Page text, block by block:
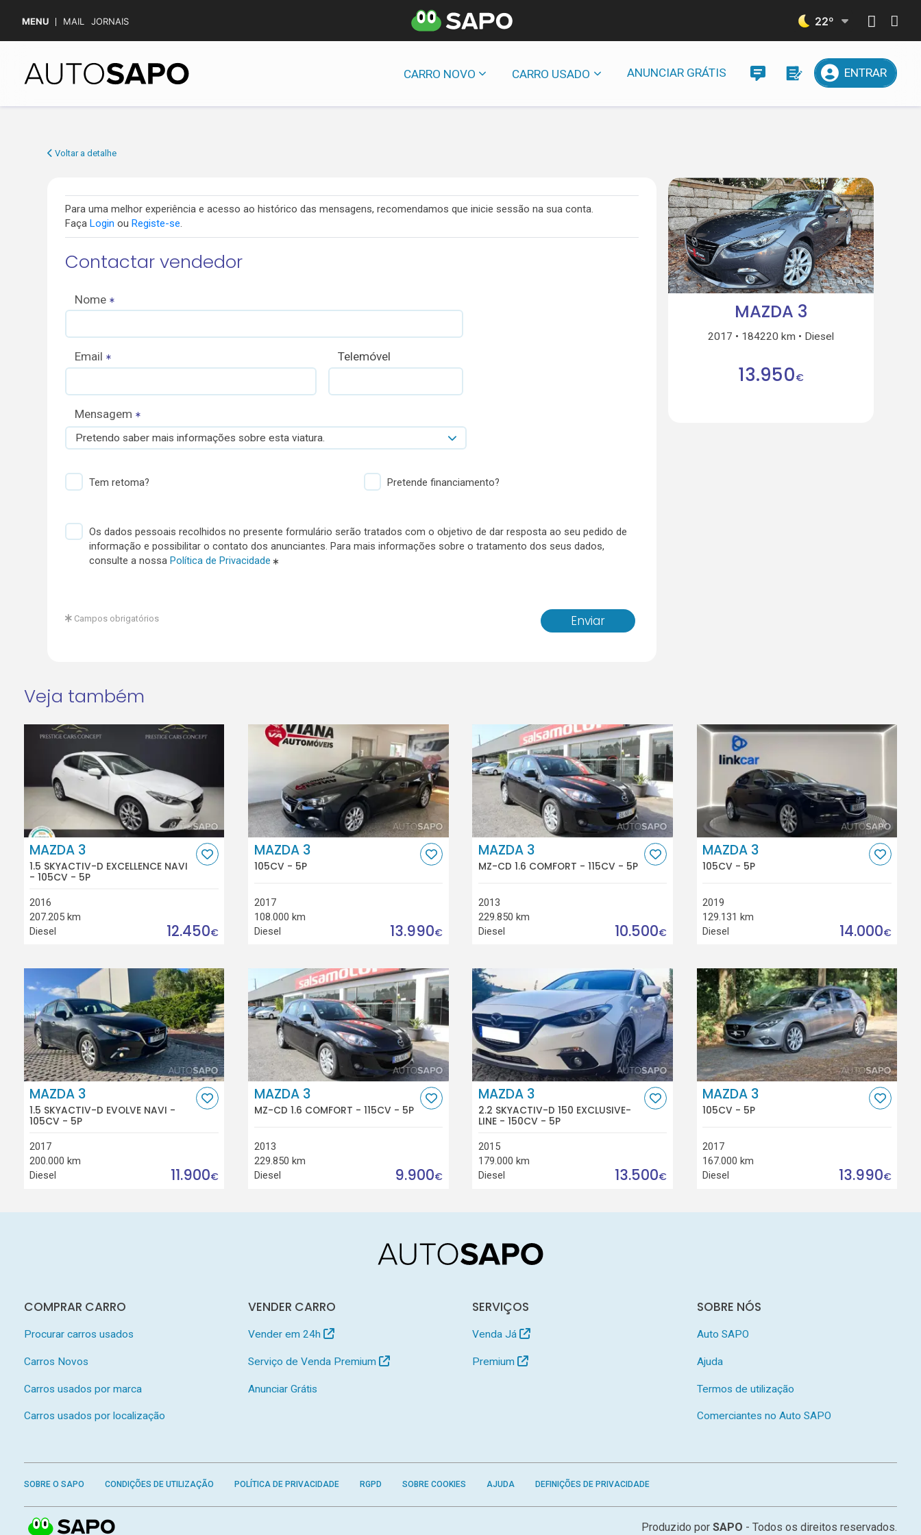
MENU MAIL JORNAIS 22º
CARRO NOVO CARRO USADO ANUNCIAR GRÁTIS ENTRAR
Voltar a detalhe
Para uma melhor experiência e acesso ao histórico das mensagens, recomendamos que inicie sessão na sua conta.
Faça Login ou Registe-se.
Contactar vendedor
Nome
Email Telemóvel
Mensagem
Pretendo saber mais informações sobre esta viatura.
Tem retoma? Pretende financiamento?
Os dados pessoais recolhidos no presente formulário serão tratados com o objetivo de dar resposta ao seu pedido de
informação e possibilitar o contato dos anunciantes. Para mais informações sobre o tratamento dos seus dados,
consulte a nossa Política de Privacidade
Enviar
Campos obrigatórios
MAZDA 3
2017 184220 km Diesel
13.950€
Veja também
MAZDA 3
1.5 SKYACTIV-D EXCELLENCE NAVI
- 105CV - 5P
2016
207.205 km
Diesel
12.450€
MAZDA 3
105CV - 5P
2017
108.000 km
Diesel
13.990€
MAZDA 3
MZ-CD 1.6 COMFORT - 115CV - 5P
2013
229.850 km
Diesel
10.500€
MAZDA 3
105CV - 5P
2019
129.131 km
Diesel
14.000€
MAZDA 3
1.5 SKYACTIV-D EVOLVE NAVI -
105CV - 5P
2017
200.000 km
Diesel
11.900€
MAZDA 3
MZ-CD 1.6 COMFORT - 115CV - 5P
2013
229.850 km
Diesel
9.900€
MAZDA 3
2.2 SKYACTIV-D 150 EXCLUSIVE-
LINE - 150CV - 5P
2015
179.000 km
Diesel
13.500€
MAZDA 3
105CV - 5P
2017
167.000 km
Diesel
13.990€
COMPRAR CARRO
Procurar carros usados
Carros Novos
Carros usados por marca
Carros usados por localização
VENDER CARRO
Vender em 24h
Serviço de Venda Premium
Anunciar Grátis
SERVIÇOS
Venda Já
Premium
SOBRE NÓS
Auto SAPO
Ajuda
Termos de utilização
Comerciantes no Auto SAPO
SOBRE O SAPO CONDIÇÕES DE UTILIZAÇÃO POLÍTICA DE PRIVACIDADE RGPD SOBRE COOKIES AJUDA DEFINIÇÕES DE PRIVACIDADE
Produzido porSAPO - Todos os direitos reservados.